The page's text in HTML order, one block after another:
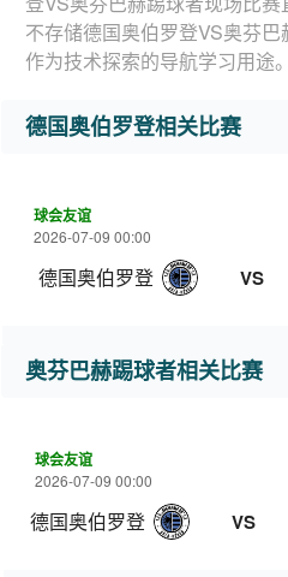
不存储德国奥伯罗登VS奥芬
作为技术探索的导航学习用途。
德国奥伯罗登相关比赛
球会友谊
2026-07-09 00:00
德国奥伯罗登 VS
奥芬巴赫踢球者相关比赛
球会友谊
2026-07-09 00:00
德国奥伯罗登 VS